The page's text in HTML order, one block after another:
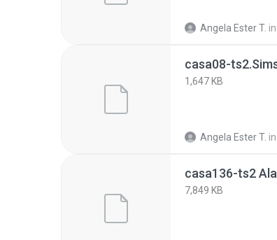
Angela Ester T. in
casa08-
1,647 KB
Angela Ester T. in
casa136-ts2
7,849 KB